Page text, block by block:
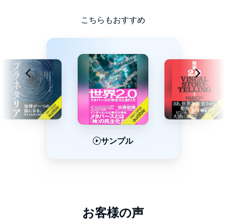
の体験から培った「どんな状況にあっても未来を見通せる汎用的
[目次]
第一章 テクノロジーの進化には一本の「流れ」がある
第二章 すべてを「原理」から考えよ
第三章 テクノロジーは人類の敵なのか
第四章 未来に先回りする意思決定法
©Discover21 (P)2020 Audible, Inc.
こちらもおすすめ
サンプル